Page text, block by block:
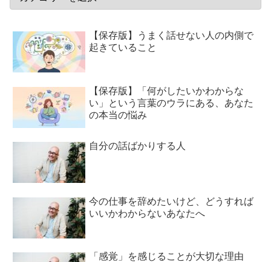
【保存版】うまく話せない人の内側で
起きていること
【保存版】「何がしたいかわからな
い」という言葉のウラにある、あなた
の本当の悩み
自分の話ばかりする人
今の仕事を辞めたいけど、どうすれば
いいかわからないあなたへ
「感覚」を感じることが大切な理由